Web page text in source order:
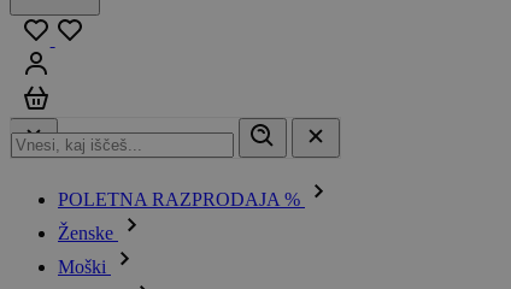
Meni
Zapri
POLETNA RAZPRODAJA %
Ženske
Moški